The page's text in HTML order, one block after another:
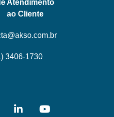
Atendimento
ao Cliente
3406-1730